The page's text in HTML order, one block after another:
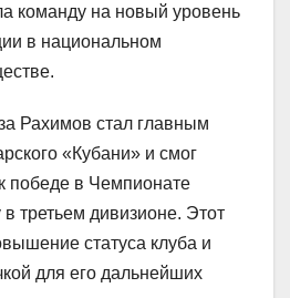
команду на новый уровень
в национальном
Рахимов стал главным
«Кубани» и смог
победе в Чемпионате
третьем дивизионе. Этот
статуса клуба и
для его дальнейших